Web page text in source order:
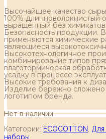
Высочайшее качество
100% длинноволокнистый
выращенный без химикатов.
Безопасность продукции.
применяются химические
являющиеся
Высокотехнологичное
комбинирование типов
влаготермическая
усадку в процессе
Высокие требования к
Изделие бережно
логотипом бренда.
Нет в наличии
Категории: ECOCOTTON Для
наборы